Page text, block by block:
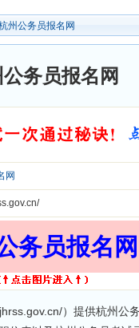
州公务员报名网
务员报名网
网
务员报名网
）提供杭州公